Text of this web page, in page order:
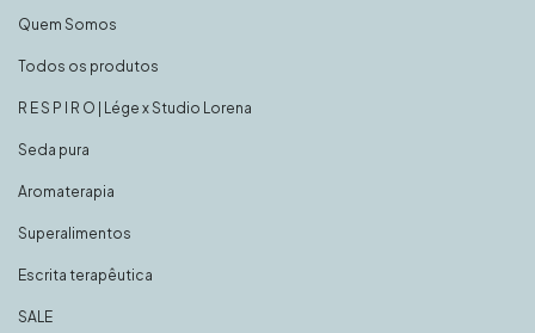
Quem Somos
Todos os produtos
R E S P I R O | Lége x Studio Lorena
Seda pura
Aromaterapia
Superalimentos
Escrita terapêutica
SALE